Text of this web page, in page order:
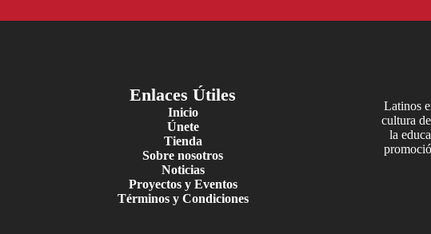
Enlaces Útiles
Inicio
Únete
Tienda
Sobre nosotros
Noticias
Proyectos y Eventos
Términos y Condiciones
Latinos
cultura
la